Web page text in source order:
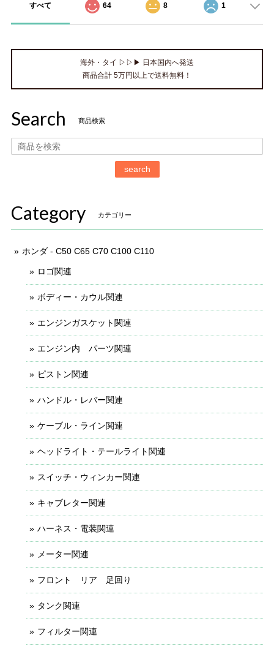
すべて 64 8 1
海外・タイ ▷▷▶ 日本国内へ発送
商品合計 5万円以上で送料無料！
Search 商品検索
search
Category カテゴリー
ホンダ - C50 C65 C70 C100 C110
ロゴ関連
ボディー・カウル関連
エンジンガスケット関連
エンジン内 パーツ関連
ピストン関連
ハンドル・レバー関連
ケーブル・ライン関連
ヘッドライト・テールライト関連
スイッチ・ウィンカー関連
キャブレター関連
ハーネス・電装関連
メーター関連
フロント リア 足回り
タンク関連
フィルター関連